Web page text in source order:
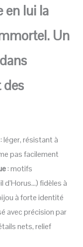
en lui la
Un
des
: léger, résistant à
pas facilement
: motifs
fidèles à
à forte identité
avec précision par
nets, relief